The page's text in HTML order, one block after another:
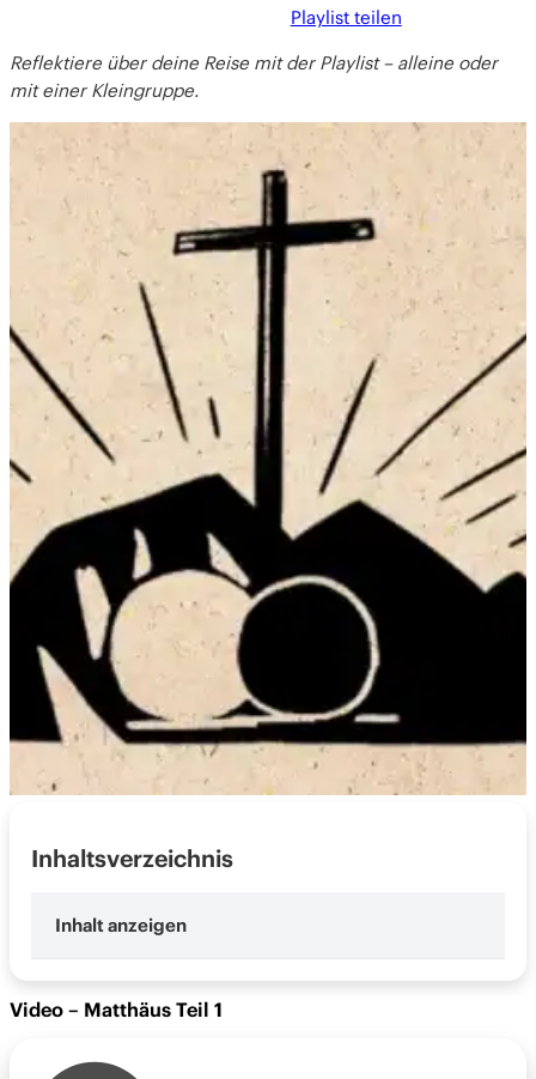
Playlist teilen
Reflektiere über deine Reise mit der Playlist – alleine oder
mit einer Kleingruppe.
Inhaltsverzeichnis
Reflexion – Matthäus 1-13
Reflexion – Matthäus 14-28
Video – Matthäus Teil 1